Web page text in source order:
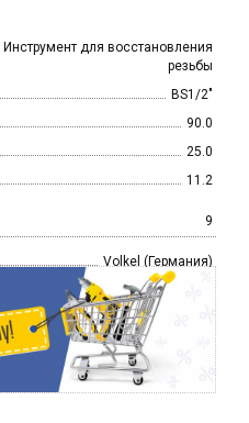
Инструмент для восстановления
резьбы
BS1/2"
90.0
25.0
11.2
9
Volkel (Германия)